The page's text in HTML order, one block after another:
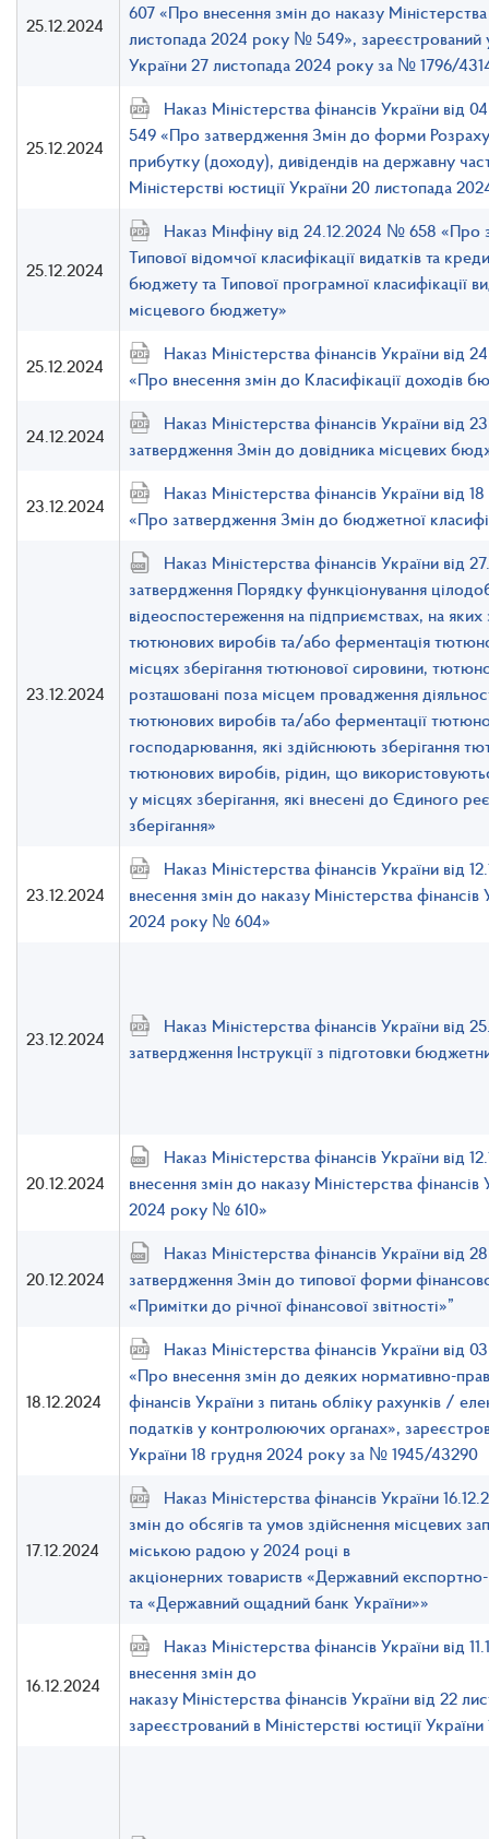
25.12.2024
607 «Про внесення змін до наказу Міністерства
листопада 2024 року № 549», зареєстрований у
України 27 листопада 2024 року за № 1796/
25.12.2024
Наказ Міністерства фінансів України
549 «Про затвердження Змін до форми
прибутку (доходу), дивідендів на державну
Міністерстві юстиції України 20 листопада
25.12.2024
Наказ Мінфіну від 24.12.2024 № 658 «Про
Типової відомчої класифікації видатків та
бюджету та Типової програмної класифікації
місцевого бюджету»
25.12.2024
Наказ Міністерства фінансів України від
«Про внесення змін до Класифікації доходів
24.12.2024
Наказ Міністерства фінансів України
затвердження Змін до довідника місцевих
23.12.2024
Наказ Міністерства фінансів України від
«Про затвердження Змін до бюджетної
23.12.2024
Наказ Міністерства фінансів України від
затвердження Порядку функціонування
відеоспостереження на підприємствах, на
тютюнових виробів та/або ферментація
місцях зберігання тютюнової сировини,
розташовані поза місцем провадження
тютюнових виробів та/або ферментації
господарювання, які здійснюють зберігання
тютюнових виробів, рідин, що
у місцях зберігання, які внесені до Єдиного
зберігання»
23.12.2024
Наказ Міністерства фінансів України від
внесення змін до наказу Міністерства
2024 року № 604»
23.12.2024
Наказ Міністерства фінансів України від
затвердження Інструкції з підготовки
20.12.2024
Наказ Міністерства фінансів України від
внесення змін до наказу Міністерства
2024 року № 610»
20.12.2024
Наказ Міністерства фінансів України від
затвердження Змін до типової форми
«Примітки до річної фінансової звітності»”
18.12.2024
Наказ Міністерства фінансів України
«Про внесення змін до деяких нормативно-
фінансів України з питань обліку рахунків /
податків у контролюючих органах»,
України 18 грудня 2024 року за № 1945/43290
17.12.2024
Наказ Міністерства фінансів України
змін до обсягів та умов здійснення місцевих
міською радою у 2024 році в
акціонерних товариств «Державний
та «Державний ощадний банк України»»
16.12.2024
Наказ Міністерства фінансів України від
внесення змін до
наказу Міністерства фінансів України від 22
зареєстрований в Міністерстві юстиції